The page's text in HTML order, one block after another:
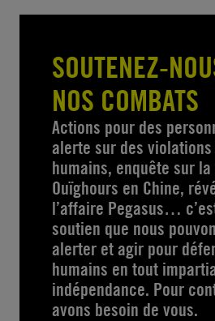
SOUTENEZ-
NOS COMBATS
Actions pour des
alerte sur des
humains, enquête sur
Ouïghours en Chine,
l’affaire Pegasus…
soutien que nous
alerter et agir pour
humains en tout
indépendance. Pour
avons besoin de vous.